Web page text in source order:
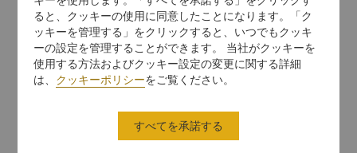
ると、クッキーの使用に同意したことになります。「ク
ッキーを管理する」をクリックすると、いつでもクッキ
ーの設定を管理することができます。 当社がクッキーを
使用する方法およびクッキー設定の変更に関する詳細
は、 クッキーポリシーをご覧ください。
すべてを承諾する